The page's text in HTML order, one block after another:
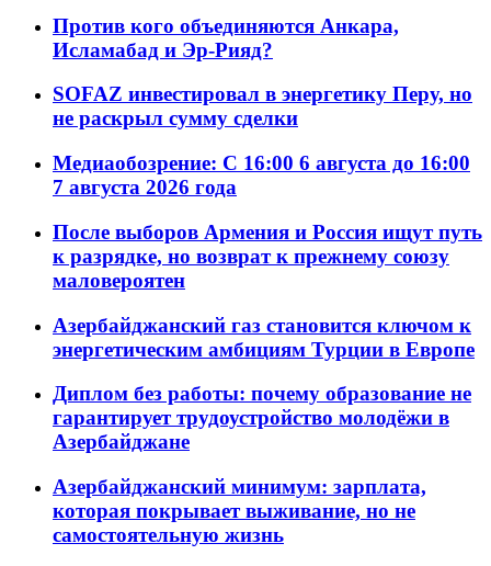
Против кого объединяются Анкара,
Исламабад и Эр-Рияд?
SOFAZ инвестировал в энергетику Перу, но
не раскрыл сумму сделки
Медиаобозрение: С 16:00 6 августа до 16:00
7 августа 2026 года
После выборов Армения и Россия ищут путь
к разрядке, но возврат к прежнему союзу
маловероятен
Азербайджанский газ становится ключом к
энергетическим амбициям Турции в Европе
Диплом без работы: почему образование не
гарантирует трудоустройство молодёжи в
Азербайджане
Азербайджанский минимум: зарплата,
которая покрывает выживание, но не
самостоятельную жизнь